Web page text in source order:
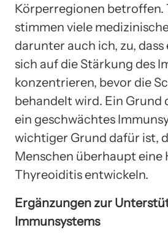
Körperregionen betroffen.
stimmen viele
darunter auch ich, zu,
sich auf die Stärkung des
konzentrieren, bevor die
behandelt wird. Ein Grund
ein geschwächtes
wichtiger Grund dafür ist,
Menschen überhaupt eine
Thyreoiditis entwickeln.
Ergänzungen zur
Immunsystems